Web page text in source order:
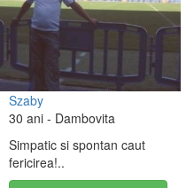
Szaby
30 ani - Dambovita
Simpatic si spontan caut
fericirea!..